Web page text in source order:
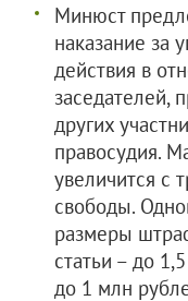
Минюст
наказание за
действия в
заседателей,
других
правосудия.
увеличится с
свободы.
размеры
статьи – до
до 1 млн